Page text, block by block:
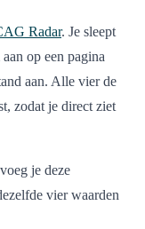
Radar. Je sleept
op een pagina
aan. Alle vier de
zodat je direct ziet
je deze
vier waarden